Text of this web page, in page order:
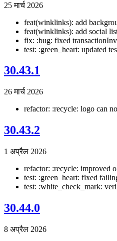
25 मार्च 2026
feat(winklinks): add
feat(winklinks): add social
fix: :bug: fixed
test: :green_heart: updated
30.43.1
26 मार्च 2026
refactor: :recycle: logo can
30.43.2
1 अप्रैल 2026
refactor: :recycle: improved
test: :green_heart: fixed
test: :white_check_mark:
30.44.0
8 अप्रैल 2026